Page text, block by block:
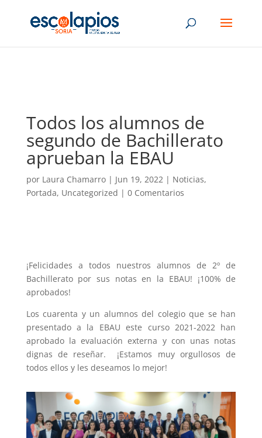
Todos los alumnos de
segundo de Bachillerato
aprueban la EBAU
por Laura Chamarro| Jun 19, 2022| Noticias,
Portada, Uncategorized | 0 Comentarios
¡Felicidades a todos nuestros alumnos de 2º de
Bachillerato por sus notas en la EBAU! ¡100% de
aprobados!
Los cuarenta y un alumnos del colegio que se han
presentado a la EBAU este curso 2021-2022 han
aprobado la evaluación externa y con unas notas
dignas de reseñar. ¡Estamos muy orgullosos de
todos ellos y les deseamos lo mejor!